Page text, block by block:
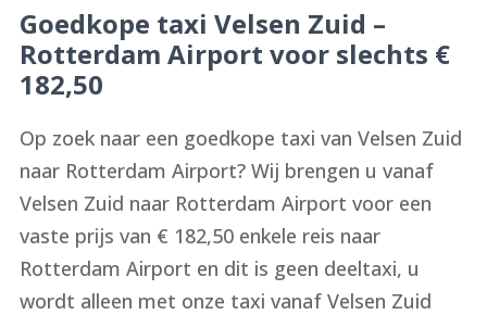
Goedkope taxi Velsen Zuid –
Rotterdam Airport voor slechts €
182,50
Op zoek naar een goedkope taxi van Velsen Zuid
naar Rotterdam Airport? Wij brengen u vanaf
Velsen Zuid naar Rotterdam Airport voor een
vaste prijs van € 182,50 enkele reis naar
Rotterdam Airport en dit is geen deeltaxi, u
wordt alleen met onze taxi vanaf Velsen Zuid